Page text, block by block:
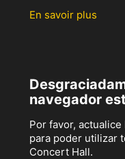
En savoir plus
navegador
Por favor,
para poder utilizar
Concert Hall.